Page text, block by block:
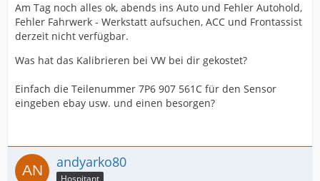
Am Tag noch alles ok, abends ins Auto und Fehler Autohold,
Fehler Fahrwerk - Werkstatt aufsuchen, ACC und Frontassist
derzeit nicht verfügbar.
Was hat das Kalibrieren bei VW bei dir gekostet?
Einfach die Teilenummer 7P6 907 561C für den Sensor
eingeben ebay usw. und einen besorgen?
andyarko80
Hospitant